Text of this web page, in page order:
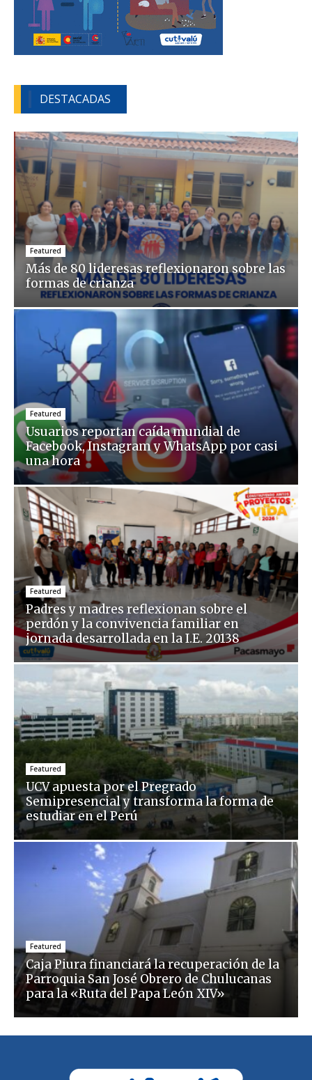
DESTACADAS
Featured
Más de 80 lideresas reflexionaron sobre las
formas de crianza
Featured
Usuarios reportan caída mundial de
Facebook, Instagram y WhatsApp por casi
una hora
Featured
Padres y madres reflexionan sobre el
perdón y la convivencia familiar en
jornada desarrollada en la I.E. 20138
Featured
UCV apuesta por el Pregrado
Semipresencial y transforma la forma de
estudiar en el Perú
Featured
Caja Piura financiará la recuperación de la
Parroquia San José Obrero de Chulucanas
para la «Ruta del Papa León XIV»